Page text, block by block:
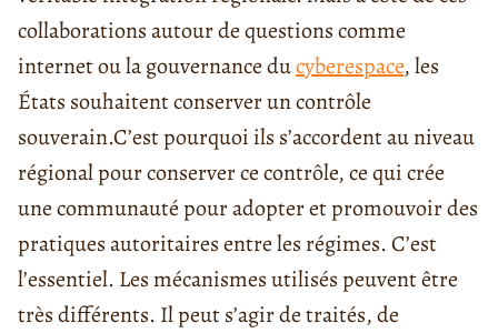
collaborations autour de questions comme
internet ou la gouvernance ducyberespace, les
États souhaitent conserver un contrôle
souverain.C’est pourquoi ils s’accordent au niveau
régional pour conserver ce contrôle, ce qui crée
une communauté pour adopter et promouvoir des
pratiques autoritaires entre les régimes. C’est
l’essentiel. Les mécanismes utilisés peuvent être
très différents. Il peut s’agir de traités, de